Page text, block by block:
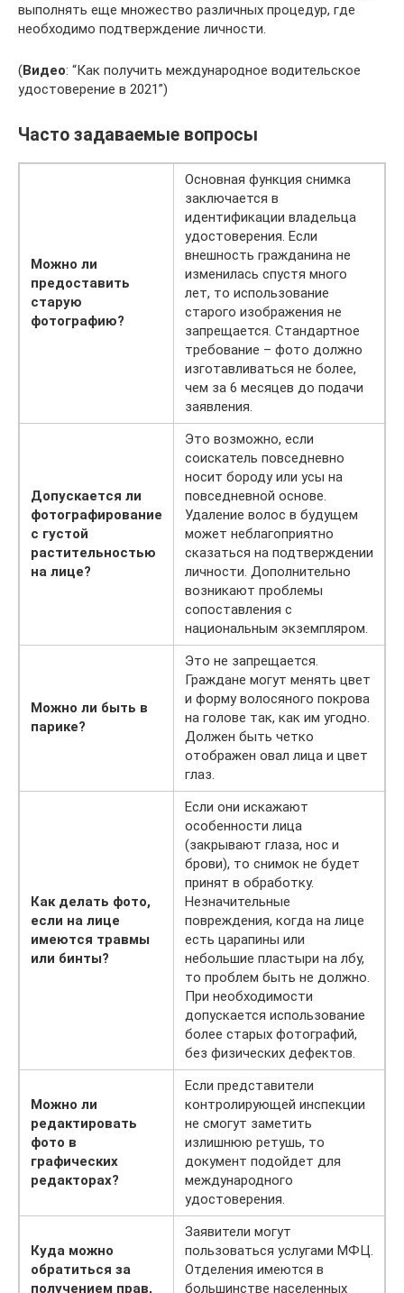
выполнять еще множество различных процедур, где
необходимо подтверждение личности.
(Видео: “Как получить международное водительское
удостоверение в 2021”)
Часто задаваемые вопросы
Можно ли
предоставить
старую
фотографию?
Основная функция снимка
заключается в
идентификации владельца
удостоверения. Если
внешность гражданина не
изменилась спустя много
лет, то использование
старого изображения не
запрещается. Стандартное
требование – фото должно
изготавливаться не более,
чем за 6 месяцев до подачи
заявления.
Допускается ли
фотографирование
с густой
растительностью
на лице?
Это возможно, если
соискатель повседневно
носит бороду или усы на
повседневной основе.
Удаление волос в будущем
может неблагоприятно
сказаться на подтверждении
личности. Дополнительно
возникают проблемы
сопоставления с
национальным экземпляром.
Можно ли быть в
парике?
Это не запрещается.
Граждане могут менять цвет
и форму волосяного покрова
на голове так, как им угодно.
Должен быть четко
отображен овал лица и цвет
глаз.
Как делать фото,
если на лице
имеются травмы
или бинты?
Если они искажают
особенности лица
(закрывают глаза, нос и
брови), то снимок не будет
принят в обработку.
Незначительные
повреждения, когда на лице
есть царапины или
небольшие пластыри на лбу,
то проблем быть не должно.
При необходимости
допускается использование
более старых фотографий,
без физических дефектов.
Можно ли
редактировать
фото в
графических
редакторах?
Если представители
контролирующей инспекции
не смогут заметить
излишнюю ретушь, то
документ подойдет для
международного
удостоверения.
Куда можно
обратиться за
получением прав,
Заявители могут
пользоваться услугами МФЦ.
Отделения имеются в
большинстве населенных